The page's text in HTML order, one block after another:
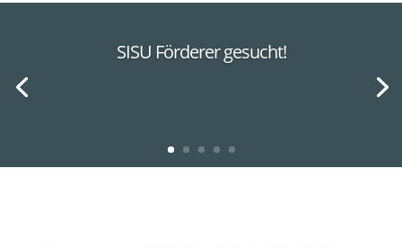
SISU Förderer gesucht!